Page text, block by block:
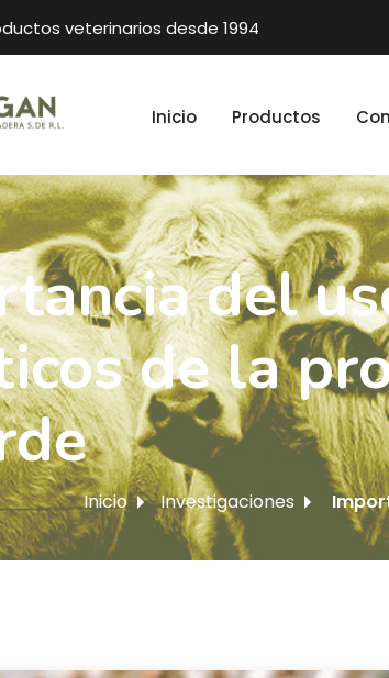
veterinarios desde 1994
Inicio Productos
del
de la
Inicio Investigaciones